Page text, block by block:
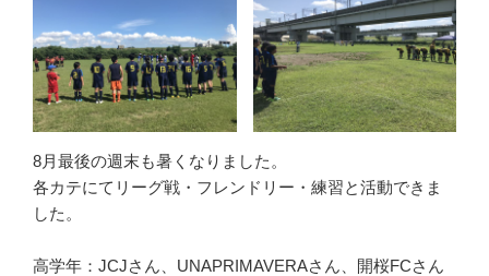
8月最後の週末も暑くなりました。
各カテにてリーグ戦・フレンドリー・練習と活動できま
した。
高学年：JCJさん、UNAPRIMAVERAさん、開桜FCさん